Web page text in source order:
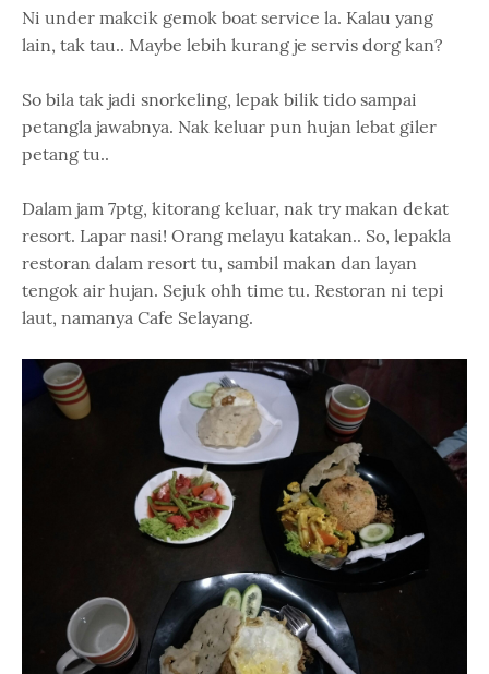
Ni under makcik gemok boat service la. Kalau yang
lain, tak tau.. Maybe lebih kurang je servis dorg kan?
So bila tak jadi snorkeling, lepak bilik tido sampai
petangla jawabnya. Nak keluar pun hujan lebat giler
petang tu..
Dalam jam 7ptg, kitorang keluar, nak try makan dekat
resort. Lapar nasi! Orang melayu katakan.. So, lepakla
restoran dalam resort tu, sambil makan dan layan
tengok air hujan. Sejuk ohh time tu. Restoran ni tepi
laut, namanya Cafe Selayang.